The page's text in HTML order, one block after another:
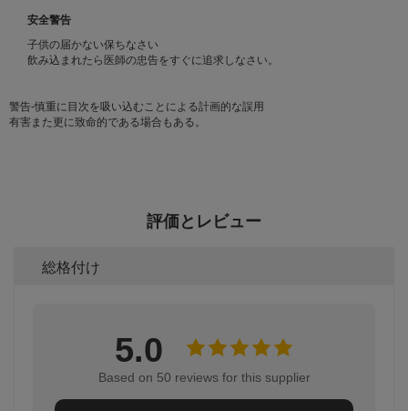
安全警告
子供の届かない保ちなさい
飲み込まれたら医師の忠告をすぐに追求しなさい。
警告-慎重に目次を吸い込むことによる計画的な誤用
有害また更に致命的である場合もある。
評価とレビュー
総格付け
5.0
Based on 50 reviews for this supplier